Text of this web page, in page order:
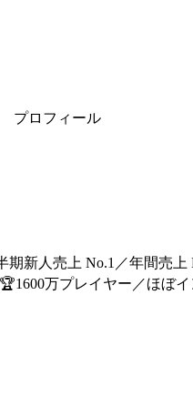
プロフィール
新人売上 No.1／年間売上
万プレイヤー／ほぼ